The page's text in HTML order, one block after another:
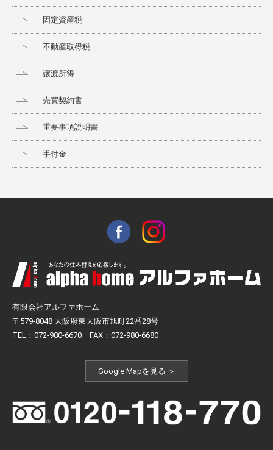
固定資産税
不動産取得税
譲渡所得
売買契約書
重要事項説明書
手付金
有限会社アルファホーム
〒579-8048 大阪府東大阪市旭町22番28号
TEL：072-980-6670 FAX：072-980-6680
Google Mapを見る ＞